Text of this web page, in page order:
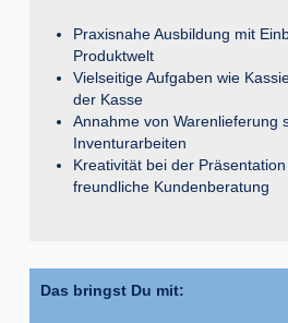
Praxisnahe Ausbildung mit
Produktwelt
Vielseitige Aufgaben wie
der Kasse
Annahme von Warenlieferung
Inventurarbeiten
Kreativität bei der
freundliche Kundenberatung
Das bringst Du mit: